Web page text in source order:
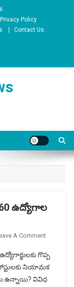
Privacy Policy
Contact Us
ఉద్యోగాల
A CommentOn
ప్రభుత్వం
బంపర్
అఫర్:
గొప్ప
పోస్టులకు నియామక
ఉన్నాయి? వివిధ